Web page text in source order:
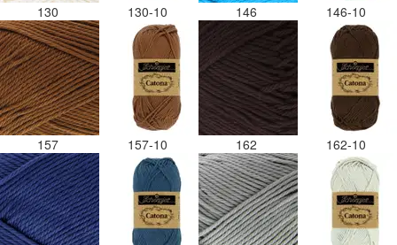
130 130-10 146 146-10
157 157-10 162 162-10